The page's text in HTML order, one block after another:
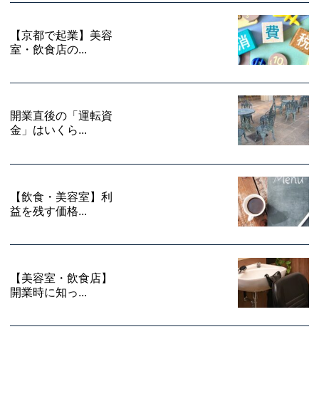
【京都で起業】美容
室・飲食店の...
開業直後の「運転資
金」はいくら...
【飲食・美容室】利
益を残す価格...
【美容室・飲食店】
開業時に知っ...